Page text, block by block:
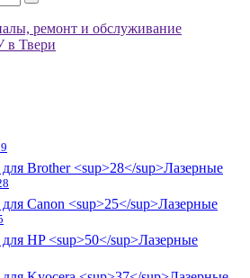
ремонт и обслуживание
в Твери
Лазерные
Лазерные
Лазерные